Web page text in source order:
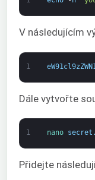
V následujícím
1
Dále vytvořte
1 nano secret .
Přidejte